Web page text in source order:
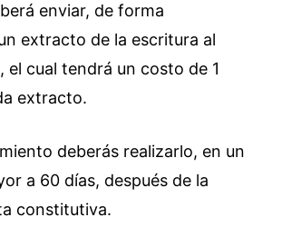
enviar, de forma
extracto de la escritura al
el cual tendrá un costo de 1
extracto.
deberás realizarlo, en un
a 60 días, después de la
constitutiva.